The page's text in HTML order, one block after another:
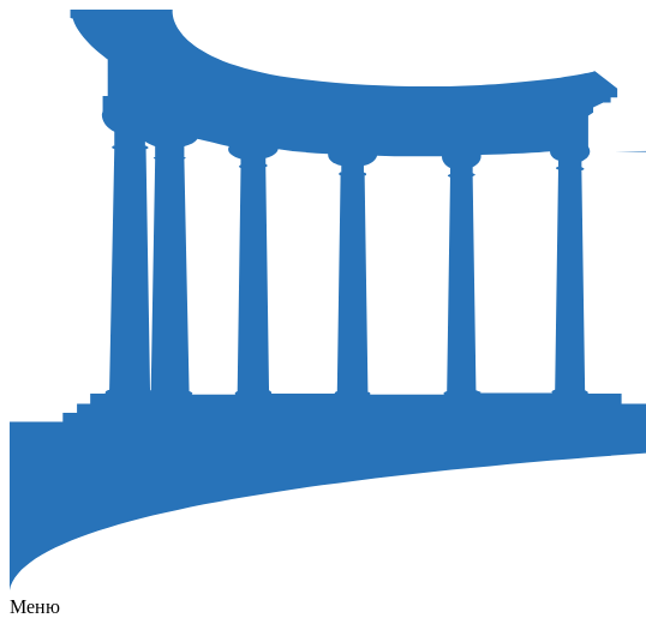
Меню